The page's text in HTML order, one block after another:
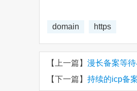
domain https
【上一篇】 漫长备案等
【下一篇】 持续的icp备